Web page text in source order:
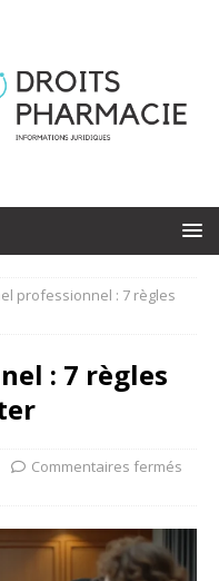
professionnel : 7 règles
: 7 règles
Commentaires fermés